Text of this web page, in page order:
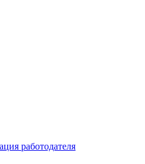
работодателя